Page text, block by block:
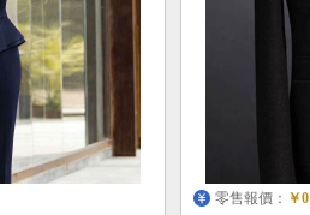
零售報價： ￥0